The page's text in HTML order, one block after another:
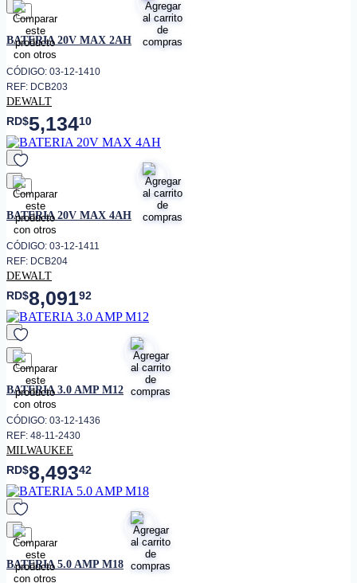
favorito
BATERIA 20V MAX 2AH
CÓDIGO: 03-12-1410
REF: DCB203
DEWALT
RD$5,13410
favorito
BATERIA 20V MAX 4AH
CÓDIGO: 03-12-1411
REF: DCB204
DEWALT
RD$8,09192
favorito
BATERIA 3.0 AMP M12
CÓDIGO: 03-12-1436
REF: 48-11-2430
MILWAUKEE
RD$8,49342
favorito
BATERIA 5.0 AMP M18